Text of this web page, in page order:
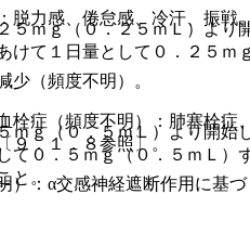
力感、倦怠感、冷汗、振戦
（頻度不明）。
症（頻度不明）：肺塞栓症
９．１．８参照〕。
：α交感神経遮断作用に基づ
５ｍｇ（０．２５ｍＬ）よ
けて１日量として０．２５
ｍｇ（０．５ｍＬ）より開
て０．５ｍｇ（０．５ｍＬ
と。